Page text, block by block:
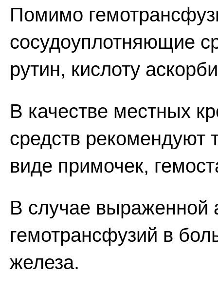
Помимо
сосудоуплотняющие
рутин, кислоту
В качестве местных
средств
виде примочек,
В случае выраженной
гемотрансфузий в
железа.